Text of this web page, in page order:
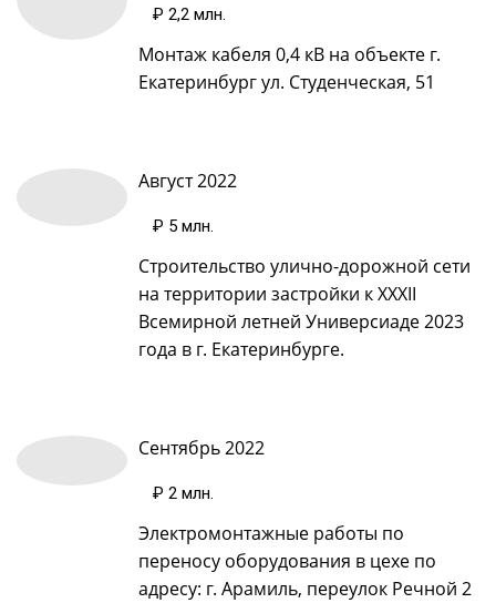
₽ 2,2 млн.
Монтаж кабеля 0,4 кВ на объекте г.
Екатеринбург ул. Студенческая, 51
Август 2022
₽ 5 млн.
Строительство улично-дорожной сети
на территории застройки к XXXII
Всемирной летней Универсиаде 2023
года в г. Екатеринбурге.
Сентябрь 2022
₽ 2 млн.
Электромонтажные работы по
переносу оборудования в цехе по
адресу: г. Арамиль, переулок Речной 2